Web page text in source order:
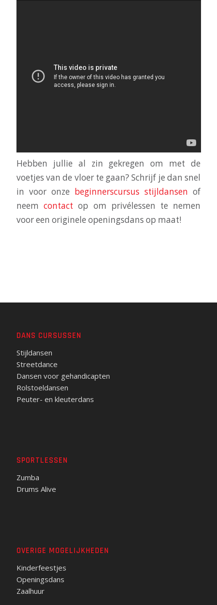
Hebben jullie al zin gekregen om met de
voetjes van de vloer te gaan? Schrijf je dan snel
in voor onze beginnerscursus stijldansen of
neem contact op om privélessen te nemen
voor een originele openingsdans op maat!
DANS CURSUSSEN
Stijldansen
Streetdance
Dansen voor gehandicapten
Rolstoeldansen
Peuter- en kleuterdans
SPORTLESSEN
Zumba
Drums Alive
OVERIGE MOGELIJKHEDEN
Kinderfeestjes
Openingsdans
Zaalhuur